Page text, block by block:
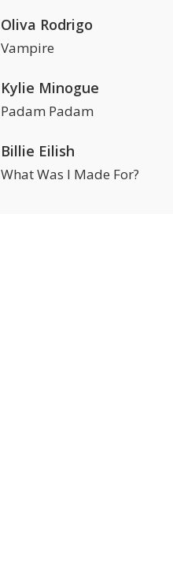
Oliva Rodrigo
Vampire
Kylie Minogue
Padam Padam
Billie Eilish
What Was I Made For?